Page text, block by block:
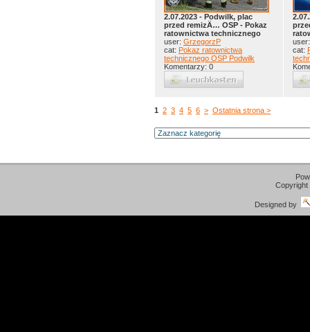
2.07.2023 - Podwilk, plac
przed remizÄ… OSP - Pokaz
ratownictwa technicznego
user: GrzegorzP
cat: Pokaz ratownictwa
technicznego OSP Podwilk
Komentarzy: 0
cat:
1 2 3 4 5 6 > Ostatnia strona >
Designed by